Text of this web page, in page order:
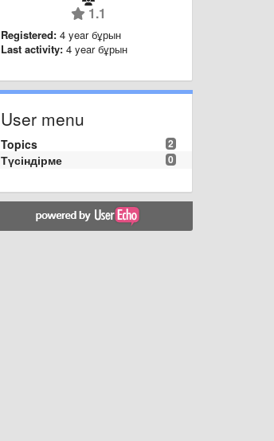
1.1
Registered: 4 year бұрын
Last activity: 4 year бұрын
User menu
2
Topics
0
Түсіндірме